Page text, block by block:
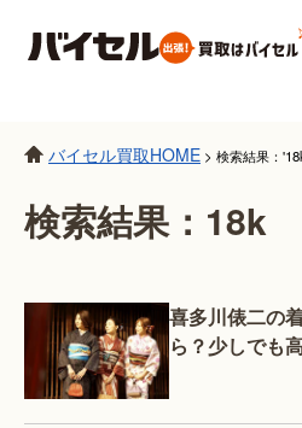
バイセル買取HOME > 検索結果：
検索結果：18k
喜多川俵二の
ら？少しでも